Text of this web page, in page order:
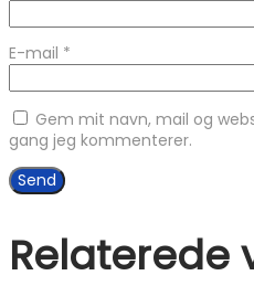
E-mail *
Gem mit navn, mail og
gang jeg kommenterer.
Relaterede